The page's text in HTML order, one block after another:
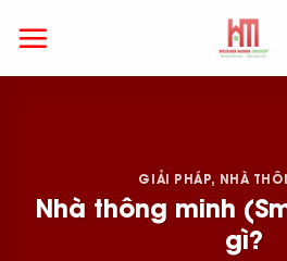
GIẢI PHÁP, NHÀ
Nhà thông minh
gì?